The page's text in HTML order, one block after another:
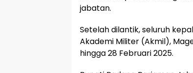
jabatan.
Setelah dilantik, seluruh
Akademi Militer (Akmil),
hingga 28 Februari 2025.